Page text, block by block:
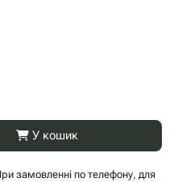
У кошик
замовленні по телефону, для